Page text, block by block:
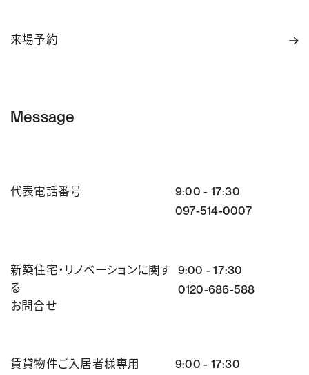
来場予約
Message
代表電話番号
9:00 - 17:30
097-514-0007
新築住宅・リノベーションに関す
る
お問合せ
9:00 - 17:30
0120-686-588
賃貸物件ご入居者様専用
9:00 - 17:30